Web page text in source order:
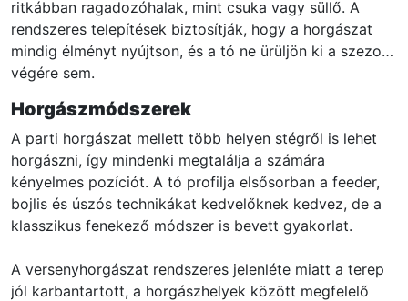
ritkábban ragadozóhalak, mint csuka vagy süllő. A
rendszeres telepítések biztosítják, hogy a horgászat
mindig élményt nyújtson, és a tó ne ürüljön ki a szezon
végére sem.
Horgászmódszerek
A parti horgászat mellett több helyen stégről is lehet
horgászni, így mindenki megtalálja a számára
kényelmes pozíciót. A tó profilja elsősorban a feeder,
bojlis és úszós technikákat kedvelőknek kedvez, de a
klasszikus fenekező módszer is bevett gyakorlat.
A versenyhorgászat rendszeres jelenléte miatt a terep
jól karbantartott, a horgászhelyek között megfelelő